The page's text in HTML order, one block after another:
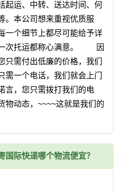
起运、中转、送达时间、何
。本公司想来重视优质服
一个细节上都尽可能给予详
一次托运都称心满意。 因
只需付出低廉的价格，我们
需一个电话，我们就会上门
言，您只需拨打我们的电
物动态，~~~~这就是我们的
国际快递哪个物流便宜？